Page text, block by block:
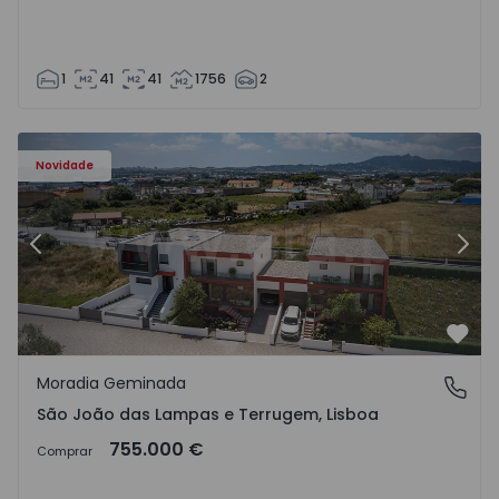
1 41 41 1756 2
Novidade
e Terrugem - 1526190 - 7
Moradia Geminada T4 com Nova Sintra, São João das
Anterior
São João das Lampas e Terrugem, Lisboa
Moradia Geminada
São João das Lampas e Terrugem, Lisboa
Comprar 755.000 €